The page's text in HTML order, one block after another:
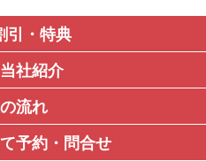
引・特典
社紹介
流れ
予約・問合せ